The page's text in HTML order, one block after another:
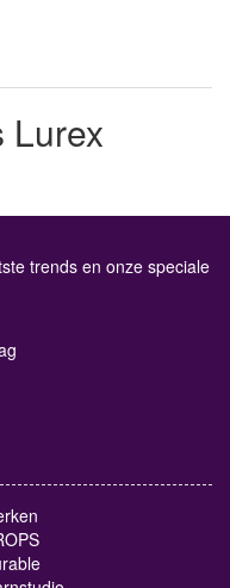
Lurex
trends en onze speciale